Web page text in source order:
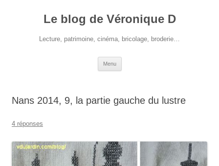
Le blog de Véronique D
Lecture, patrimoine, cinéma, bricolage, broderie…
Menu
Nans 2014, 9, la partie gauche du lustre
4 réponses